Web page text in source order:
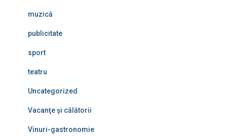
muzică
publicitate
sport
teatru
Uncategorized
Vacanţe şi călătorii
Vinuri-gastronomie